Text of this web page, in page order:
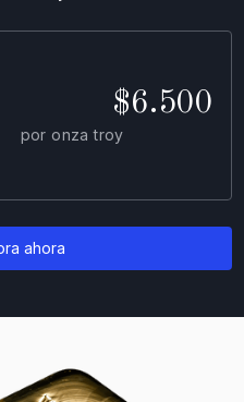
$6.500
por onza troy
ahora